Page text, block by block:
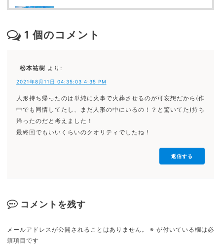
2018.05.23
2018.09.16
1 個のコメント
松本祐樹 より:
2021年8月11日 04:35:03 4:35 PM
人形持ち帰ったのは単純に火事で火葬させるのが可哀想だから(作
中でも同情してたし、まだ人形の中にいるの！？と驚いてた)持ち
帰ったのだと考えました！
最終回でもいいくらいのクオリティでしたね！
返信する
コメントを残す
メールアドレスが公開されることはありません。 ※ が付いている欄は必
須項目です